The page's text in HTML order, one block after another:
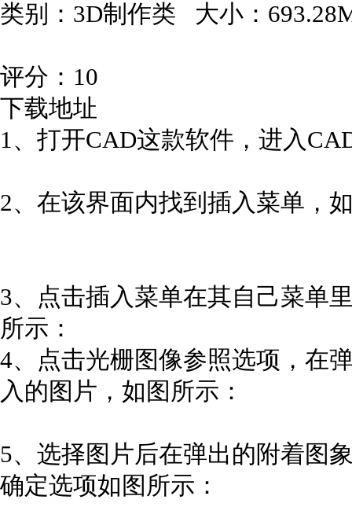
类别：3D制作类 大小：
评分：10
下载地址
1、打开CAD这款软件，进入
2、在该界面内找到插入菜单，
3、点击插入菜单在其自己菜单
所示：
4、点击光栅图像参照选项，在
入的图片，如图所示：
5、选择图片后在弹出的附着图
确定选项如图所示：